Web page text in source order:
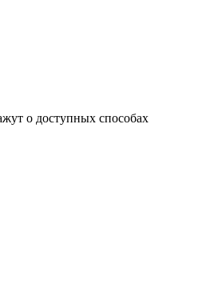
о доступных способах